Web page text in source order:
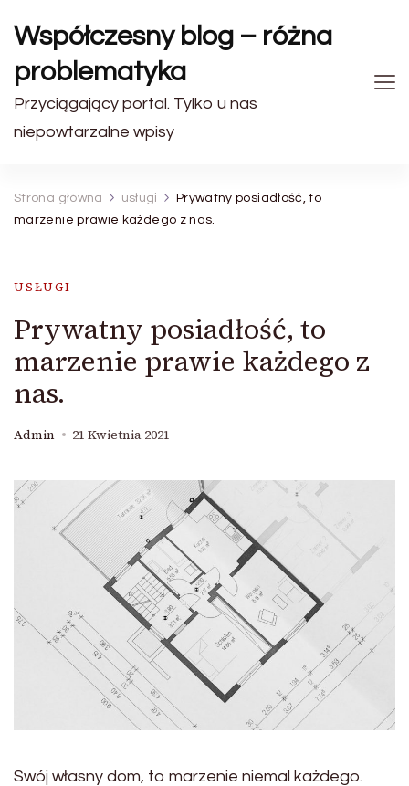
Współczesny blog – różna
problematyka
Przyciągający portal. Tylko u nas
niepowtarzalne wpisy
Strona główna usługi
Prywatny posiadłość, to
marzenie prawie każdego z nas.
USŁUGI
Prywatny posiadłość, to
marzenie prawie każdego z
nas.
Admin 21 Kwietnia 2021
Swój własny dom, to marzenie niemal każdego.